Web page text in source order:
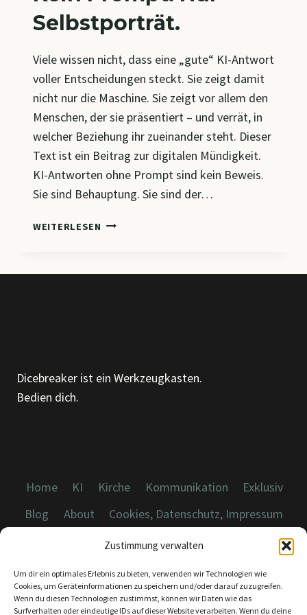
Zustimmung verwalten
Um dir ein optimales Erlebnis zu bieten, verwenden wir Technologien wie
Cookies, um Geräteinformationen zu speichern und/oder darauf zuzugreifen.
Wenn du diesen Technologien zustimmst, können wir Daten wie das
Surfverhalten oder eindeutige IDs auf dieser Website verarbeiten. Wenn du deine
Selbstporträt.
Viele wissen nicht, dass eine „gute“ KI-Antwort
voller Entscheidungen steckt. Sie zeigt damit
nicht nur die Maschine. Sie zeigt vor allem den
Menschen, der sie präsentiert – und verrät, in
welcher Beziehung ihr zueinander steht. Dieser
Text ist ein Beitrag zur digitalen Mündigkeit.
KI-Antworten ohne Prompt sind kein Beweis.
Sie sind Behauptung. Sie sind der…
WEITERLESEN KEIN
Dicebreaker ist ein Werkzeugkasten.
Bedien dich.
Home KI Kirche Kommunikation
Exklusiv
Blog
About Cookies, Datenschutz, Impressum
© 2026 Dicebreaker.de - Alle Rechte vorbehalten